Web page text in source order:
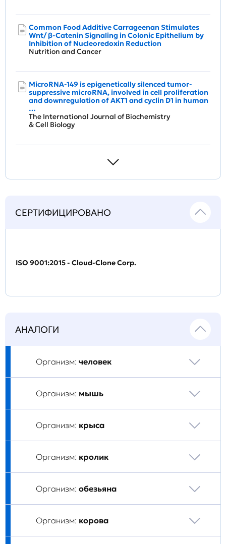
Common Food Additive Carrageenan Stimulates
Wnt/ β-Catenin Signaling in Colonic Epithelium by
Inhibition of Nucleoredoxin Reduction
Nutrition and Cancer
MicroRNA-149 is epigenetically silenced tumor-
suppressive microRNA, involved in cell proliferation
and downregulation of AKT1 and cyclin D1 in human
…
The International Journal of Biochemistry
& Cell Biology
СЕРТИФИЦИРОВАНО
ISO 9001:2015 - Cloud-Clone Corp.
АНАЛОГИ
Организм: человек
Организм: мышь
Организм: крыса
Организм: кролик
Организм: обезьяна
Организм: корова